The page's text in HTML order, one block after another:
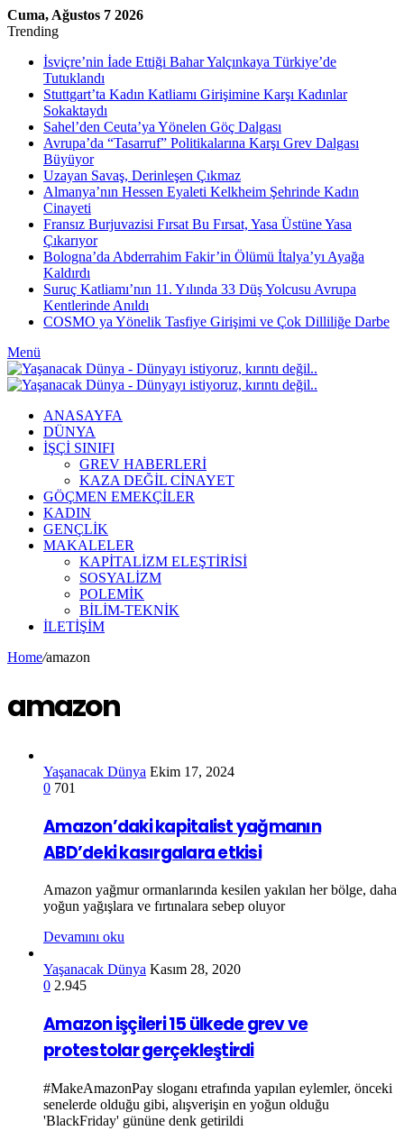
Cuma, Ağustos 7 2026
Trending
İsviçre’nin İade Ettiği Bahar Yalçınkaya Türkiye’de
Tutuklandı
Stuttgart’ta Kadın Katliamı Girişimine Karşı Kadınlar
Sokaktaydı
Sahel’den Ceuta’ya Yönelen Göç Dalgası
Avrupa’da “Tasarruf” Politikalarına Karşı Grev Dalgası
Büyüyor
Uzayan Savaş, Derinleşen Çıkmaz
Almanya’nın Hessen Eyaleti Kelkheim Şehrinde Kadın
Cinayeti
Fransız Burjuvazisi Fırsat Bu Fırsat, Yasa Üstüne Yasa
Çıkarıyor
Bologna’da Abderrahim Fakir’in Ölümü İtalya’yı Ayağa
Kaldırdı
Suruç Katliamı’nın 11. Yılında 33 Düş Yolcusu Avrupa
Kentlerinde Anıldı
COSMO ya Yönelik Tasfiye Girişimi ve Çok Dilliliğe Darbe
Menü
ANASAYFA
DÜNYA
İŞÇİ SINIFI
GREV HABERLERİ
KAZA DEĞİL CİNAYET
GÖÇMEN EMEKÇİLER
KADIN
GENÇLİK
MAKALELER
KAPİTALİZM ELEŞTİRİSİ
SOSYALİZM
POLEMİK
BİLİM-TEKNİK
ILETIŞIM
Home/amazon
amazon
Yaşanacak Dünya Ekim 17, 2024
0 701
Amazon’daki kapitalist yağmanın
ABD’deki kasırgalara etkisi
Amazon yağmur ormanlarında kesilen yakılan her bölge, daha
yoğun yağışlara ve fırtınalara sebep oluyor
Devamını oku
Yaşanacak Dünya Kasım 28, 2020
0 2.945
Amazon işçileri 15 ülkede grev ve
protestolar gerçekleştirdi
#MakeAmazonPay sloganı etrafında yapılan eylemler, önceki
senelerde olduğu gibi, alışverişin en yoğun olduğu
'BlackFriday' gününe denk getirildi